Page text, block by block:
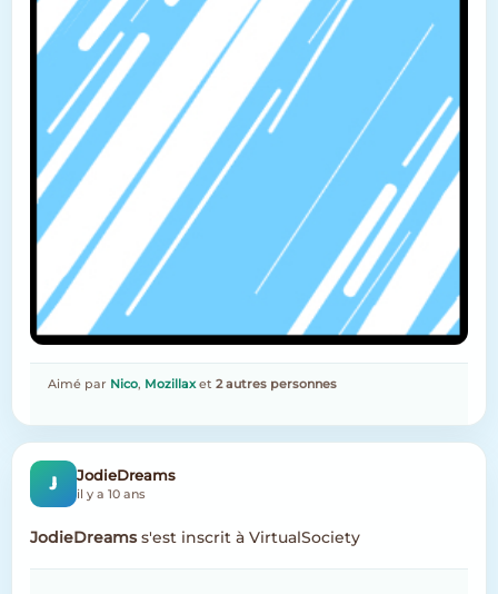
Aimé par Nico, Mozillaxet 2 autres personnes
J JodieDreams
il y a 10 ans
JodieDreamss'est inscrit à VirtualSociety